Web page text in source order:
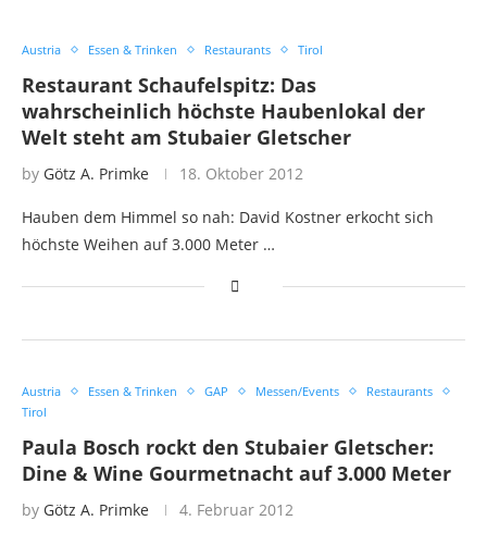
Austria Essen & Trinken Restaurants Tirol
Restaurant Schaufelspitz: Das
wahrscheinlich höchste Haubenlokal der
Welt steht am Stubaier Gletscher
by Götz A. Primke 18. Oktober 2012
Hauben dem Himmel so nah: David Kostner erkocht sich
höchste Weihen auf 3.000 Meter …
Austria Essen & Trinken GAP Messen/Events
Restaurants
Tirol
Paula Bosch rockt den Stubaier Gletscher:
Dine & Wine Gourmetnacht auf 3.000 Meter
by Götz A. Primke 4. Februar 2012